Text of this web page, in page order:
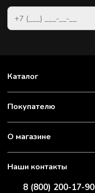
Каталог
Покупателю
О магазине
Наши контакты
8 (800) 200-17-90